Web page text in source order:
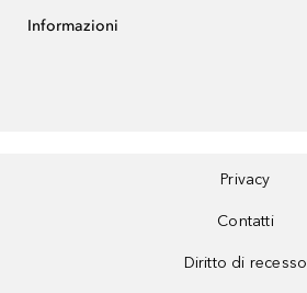
Informazioni
Privacy
Contatti
Diritto di recesso